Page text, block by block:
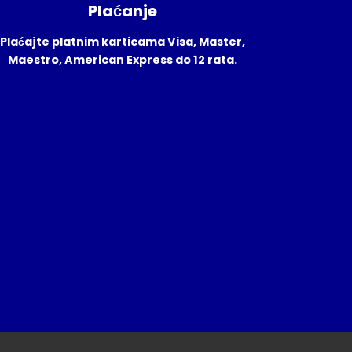
Plaćanje
Plaćajte platnim karticama Visa, Master,
Maestro, American Express do 12 rata.